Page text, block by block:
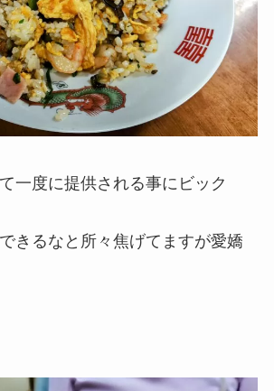
一度に提供される事にビック
きるなと所々焦げてますが愛嬌